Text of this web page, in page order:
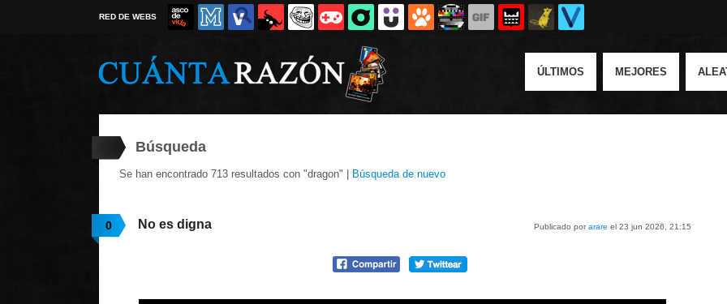
RED DE WEBS
ÚLTIMOS MEJORES
Búsqueda
Se han encontrado 713 resultados con "dragon" | Búsqueda de nuevo
0 Publicado porarare el 23 jun 2026, 21:15
No es digna